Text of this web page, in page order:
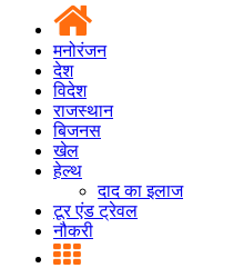
मनोरंजन
देश
विदेश
राजस्थान
बिजनस
खेल
हेल्थ
दाद का इलाज
टूर एंड ट्रेवल
नौकरी